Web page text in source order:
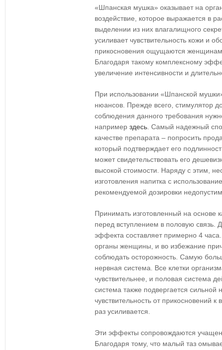
«Шпанская мушка» оказывает на
воздействие, которое выражается в
выделении из них влагалищного
усиливает чувствительность кожи и
прикосновения ощущаются
Благодаря такому комплексному
увеличение интенсивности и
При использовании «Шпанской
нюансов. Прежде всего, стимулятор
соблюдения данного требования
например здесь . Самый надежный
качестве препарата – попросить
который подтверждает его
может свидетельствовать его
высокой стоимости. Наряду с этим,
изготовления напитка с
рекомендуемой дозировки
Принимать изготовленный на основе
перед вступлением в половую связь.
эффекта составляет примерно 4
органы женщины, и во избежание
соблюдать осторожность. Самую
нервная система. Все клетки
чувствительнее, и половая система
система также подвергается сильной
чувствительность от прикосновений
раз усиливается.
Эти эффекты сопровождаются
Благодаря тому, что малый таз